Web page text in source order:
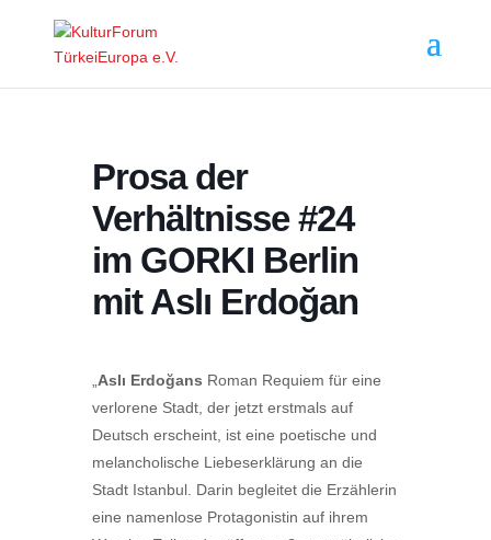
Prosa der
Verhältnisse #24
im GORKI Berlin
mit Aslı Erdoğan
Aslı Erdoğans Roman Requiem für eine
verlorene Stadt, der jetzt erstmals auf
Deutsch erscheint, ist eine poetische und
melancholische Liebeserklärung an die
Stadt Istanbul. Darin begleitet die Erzählerin
eine namenlose Protagonistin auf ihrem